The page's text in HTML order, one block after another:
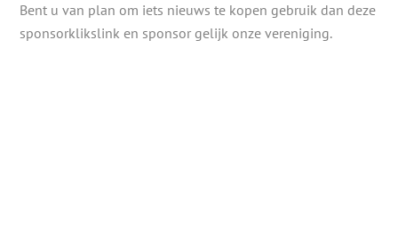
Bent u van plan om iets nieuws te kopen gebruik dan deze
sponsorklikslink en sponsor gelijk onze vereniging.